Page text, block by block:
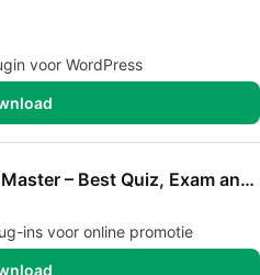
voor WordPress
Quiz And Survey Master – Best Quiz, Exam and Survey Plugin for WordPress
ins voor online promotie